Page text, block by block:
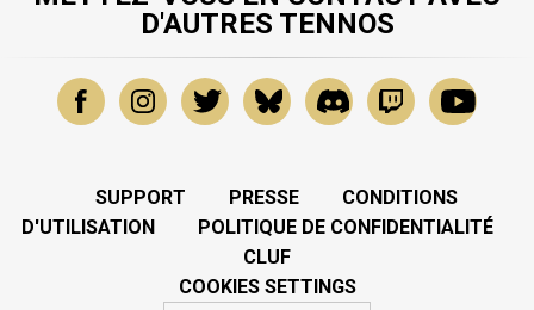
D'AUTRES TENNOS
SUPPORT PRESSE
CONDITIONS
D'UTILISATION
POLITIQUE DE CONFIDENTIALITÉ
CLUF
COOKIES SETTINGS